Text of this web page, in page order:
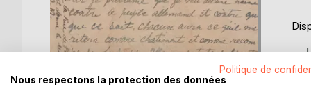
Politique de
Nous respectons la protection des données